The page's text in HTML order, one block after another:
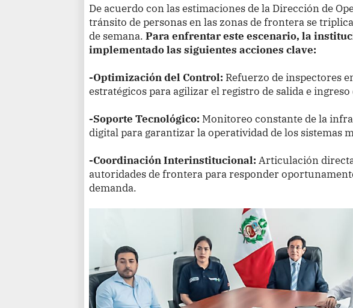
De acuerdo con las estimaciones de la Dirección de
tránsito de personas en las zonas de frontera se
de semana.Para enfrentar este escenario, la
implementado las siguientes acciones clave:
-Optimización del Control: Refuerzo de inspectores
estratégicos para agilizar el registro de salida e ingreso
-Soporte Tecnológico: Monitoreo constante de la
digital para garantizar la operatividad de los sistemas
-Coordinación Interinstitucional: Articulación
autoridades de frontera para responder
demanda.